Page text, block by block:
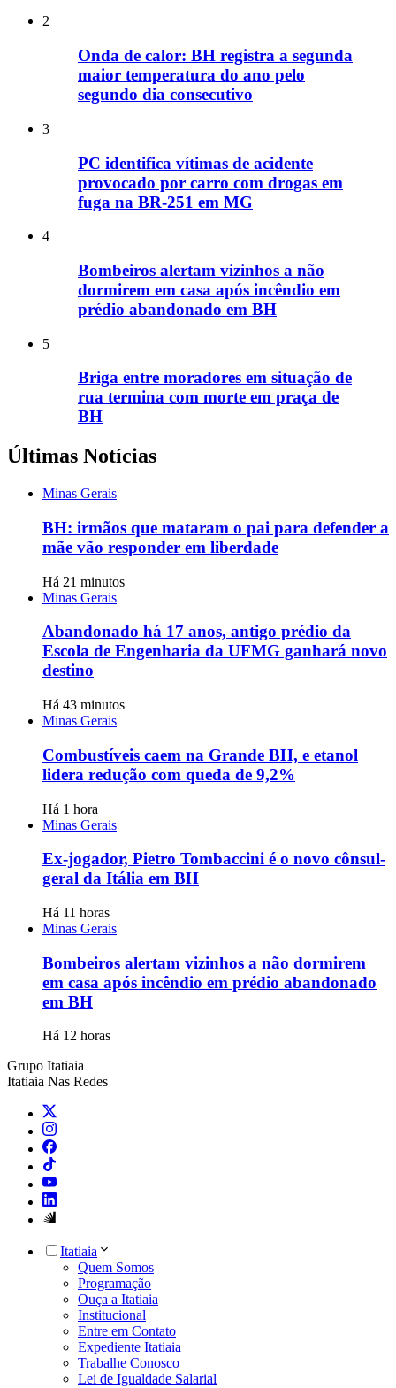
2
Onda de calor: BH registra a segunda
maior temperatura do ano pelo
segundo dia consecutivo
3
PC identifica vítimas de acidente
provocado por carro com drogas em
fuga na BR-251 em MG
4
Bombeiros alertam vizinhos a não
dormirem em casa após incêndio em
prédio abandonado em BH
5
Briga entre moradores em situação de
rua termina com morte em praça de
BH
Últimas Notícias
Minas Gerais
BH: irmãos que mataram o pai para defender a
mãe vão responder em liberdade
Há 21 minutos
Minas Gerais
Abandonado há 17 anos, antigo prédio da
Escola de Engenharia da UFMG ganhará novo
destino
Há 43 minutos
Minas Gerais
Combustíveis caem na Grande BH, e etanol
lidera redução com queda de 9,2%
Há 1 hora
Minas Gerais
Ex-jogador, Pietro Tombaccini é o novo cônsul-
geral da Itália em BH
Há 11 horas
Minas Gerais
Bombeiros alertam vizinhos a não dormirem
em casa após incêndio em prédio abandonado
em BH
Há 12 horas
Grupo Itatiaia
Itatiaia Nas Redes
Itatiaia
Quem Somos
Programação
Ouça a Itatiaia
Institucional
Entre em Contato
Expediente Itatiaia
Trabalhe Conosco
Lei de Igualdade Salarial